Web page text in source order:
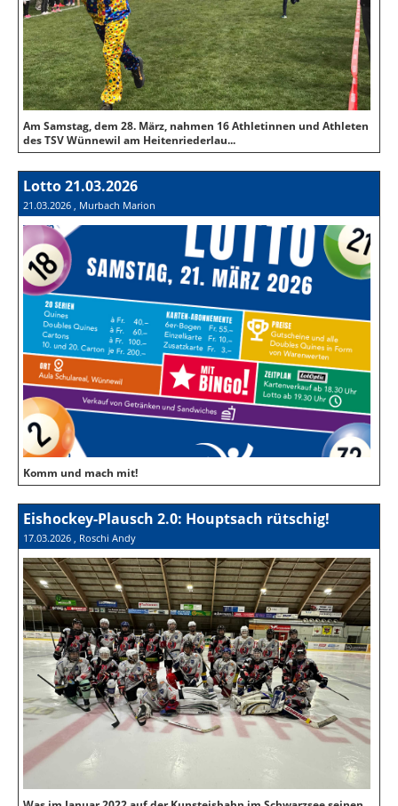
Am Samstag, dem 28. März, nahmen 16 Athletinnen und Athleten
des TSV Wünnewil am Heitenriederlau...
Lotto 21.03.2026
21.03.2026 , Murbach Marion
Komm und mach mit!
Eishockey-Plausch 2.0: Houptsach rütschig!
17.03.2026 , Roschi Andy